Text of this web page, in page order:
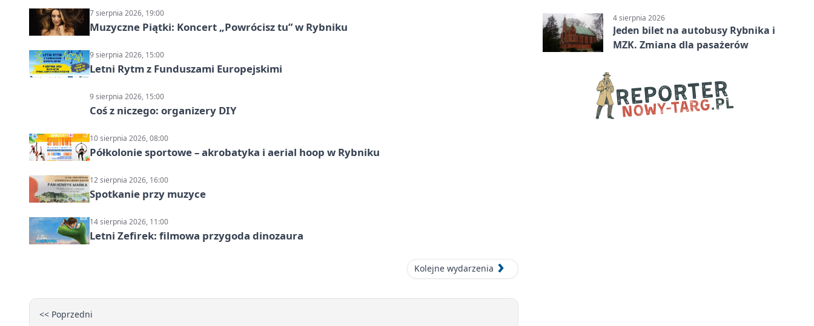
7 sierpnia 2026, 19:00
Muzyczne Piątki: Koncert „Powrócisz tu” w Rybniku
9 sierpnia 2026, 15:00
Letni Rytm z Funduszami Europejskimi
9 sierpnia 2026, 15:00
Coś z niczego: organizery DIY
10 sierpnia 2026, 08:00
Półkolonie sportowe – akrobatyka i aerial hoop w Rybniku
12 sierpnia 2026, 16:00
Spotkanie przy muzyce
14 sierpnia 2026, 11:00
Letni Zefirek: filmowa przygoda dinozaura
Kolejne wydarzenia
<< Poprzedni
4 sierpnia 2026
Jeden bilet na autobusy Rybnika i
MZK. Zmiana dla pasażerów